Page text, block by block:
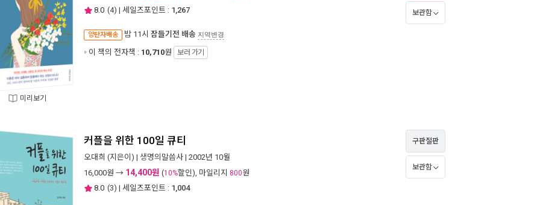
미리보기
8.0 (4) | 세일즈포인트 : 1,267
양탄자배송 밤 11시 잠들기전 배송 지역변경
이 책의 전자책 : 10,710원 보러 가기
보관함
커플을 위한 100일 큐티
오대희 (지은이) | 생명의말씀사 | 2002년 10월
16,000원 → 14,400원 (10%할인), 마일리지 800원
8.0 (3) | 세일즈포인트 : 1,004
구판절판
보관함